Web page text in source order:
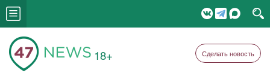
18+ Сделать новость